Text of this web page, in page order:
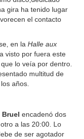
gira ha tenido lugar
el contacto
en la Halle aux
visto por fuera este
lo veía por dentro.
multitud de
años.
Bruel encadenó dos
a las 20:00. Lo
de ser agotador